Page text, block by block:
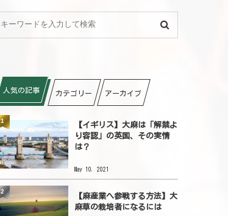
人気の記事 カテゴリー アーカイブ
【イギリス】大麻は「解禁よ
り容認」の英国、その実情
は？
May 10, 2021
1
【麻産業へ参戦する方法】大
麻草の栽培者になるには
2